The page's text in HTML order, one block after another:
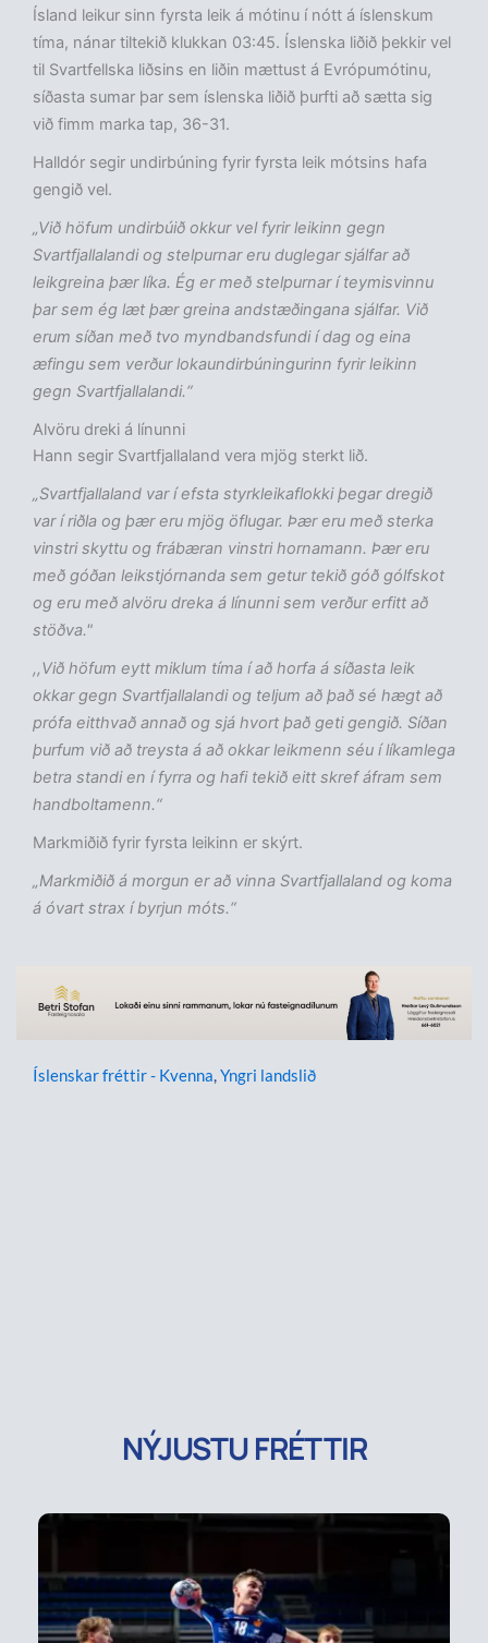
Ísland leikur sinn fyrsta leik á mótinu í nótt á íslenskum
tíma, nánar tiltekið klukkan 03:45. Íslenska liðið þekkir vel
til Svartfellska liðsins en liðin mættust á Evrópumótinu,
síðasta sumar þar sem íslenska liðið þurfti að sætta sig
við fimm marka tap, 36-31.
Halldór segir undirbúning fyrir fyrsta leik mótsins hafa
gengið vel.
„Við höfum undirbúið okkur vel fyrir leikinn gegn
Svartfjallalandi og stelpurnar eru duglegar sjálfar að
leikgreina þær líka. Ég er með stelpurnar í teymisvinnu
þar sem ég læt þær greina andstæðingana sjálfar. Við
erum síðan með tvo myndbandsfundi í dag og eina
æfingu sem verður lokaundirbúningurinn fyrir leikinn
gegn Svartfjallalandi.“
Alvöru dreki á línunni
Hann segir Svartfjallaland vera mjög sterkt lið.
„Svartfjallaland var í efsta styrkleikaflokki þegar dregið
var í riðla og þær eru mjög öflugar. Þær eru með sterka
vinstri skyttu og frábæran vinstri hornamann. Þær eru
með góðan leikstjórnanda sem getur tekið góð gólfskot
og eru með alvöru dreka á línunni sem verður erfitt að
stöðva."
,,Við höfum eytt miklum tíma í að horfa á síðasta leik
okkar gegn Svartfjallalandi og teljum að það sé hægt að
prófa eitthvað annað og sjá hvort það geti gengið. Síðan
þurfum við að treysta á að okkar leikmenn séu í líkamlega
betra standi en í fyrra og hafi tekið eitt skref áfram sem
handboltamenn.“
Markmiðið fyrir fyrsta leikinn er skýrt.
„Markmiðið á morgun er að vinna Svartfjallaland og koma
á óvart strax í byrjun móts.“
Íslenskar fréttir - Kvenna,Yngri landslið
NÝJUSTU FRÉTTIR